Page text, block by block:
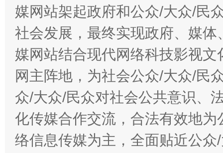
在谋一域中谋全局
今
媒网站架起政府和公众/大众/民
社会发展，最终实现政府、媒
媒网站结合现代网络科技影视
网主阵地，为社会公众/大众/民
众/大众/民众对社会公共意识、
化传媒合作交流，合法有效地
络信息传媒为主，全面贴近公